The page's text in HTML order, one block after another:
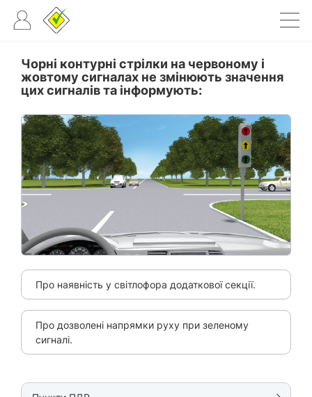
Чорні контурні стрілки на червоному і
жовтому сигналах не змінюють значення
цих сигналів та інформують:
Про наявність у світлофора додаткової секції.
Про дозволені напрямки руху при зеленому
сигналі.